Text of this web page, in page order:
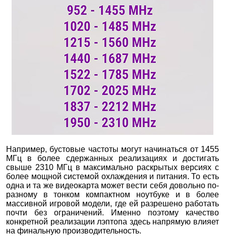
Например, бустовые частоты могут начинаться от 1455
МГц в более сдержанных реализациях и достигать
свыше 2310 МГц в максимально раскрытых версиях с
более мощной системой охлаждения и питания. То есть
одна и та же видеокарта может вести себя довольно по-
разному в тонком компактном ноутбуке и в более
массивной игровой модели, где ей разрешено работать
почти без ограничений. Именно поэтому качество
конкретной реализации лэптопа здесь напрямую влияет
на финальную производительность.